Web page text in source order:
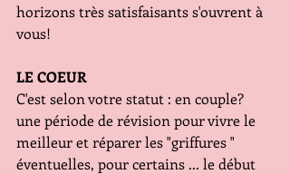
horizons très satisfaisants s'ouvrent à
vous!
LE COEUR
C'est selon votre statut : en couple?
une période de révision pour vivre le
meilleur et réparer les "griffures "
éventuelles, pour certains ... le début